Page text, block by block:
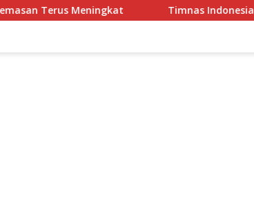
Timnas Indonesia Berkandang di